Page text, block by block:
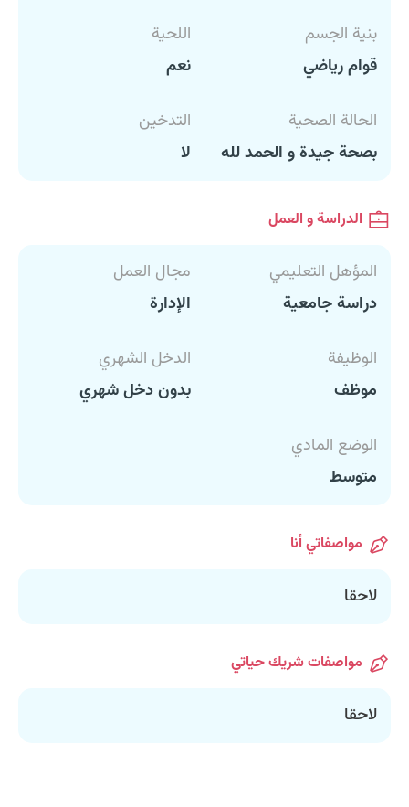
بنية الجسم
قوام رياضي
اللحية
نعم
الحالة الصحية
بصحة جيدة و الحمد لله
التدخين
لا
الدراسة و العمل
المؤهل التعليمي
دراسة جامعية
مجال العمل
الإدارة
الوظيفة
موظف
الدخل الشهري
بدون دخل شهري
الوضع المادي
متوسط
مواصفاتي أنا
لاحقا
مواصفات شريك حياتي
لاحقا